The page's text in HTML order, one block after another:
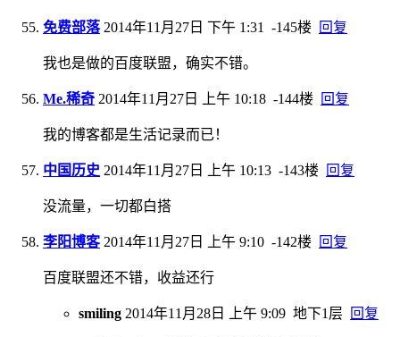
免费部落 2014年11月27日 下午 1:31 -145楼 回复
我也是做的百度联盟，确实不错。
Me.稀奇 2014年11月27日 上午 10:18 -144楼 回复
我的博客都是生活记录而已！
中国历史 2014年11月27日 上午 10:13 -143楼 回复
没流量，一切都白搭
李阳博客 2014年11月27日 上午 9:10 -142楼 回复
百度联盟还不错，收益还行
smiling 2014年11月28日 上午 9:09 地下1层 回复